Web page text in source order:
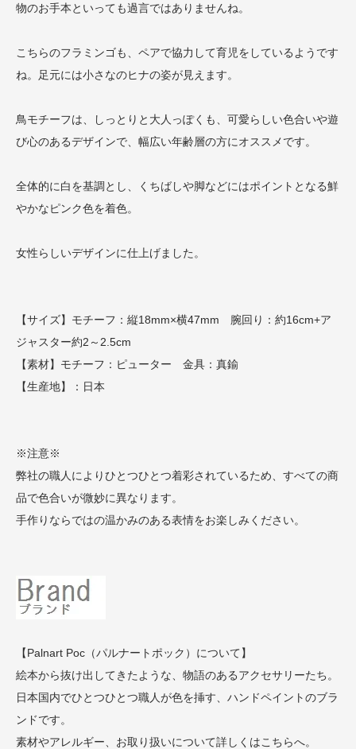
物のお手本といっても過言ではありませんね。
こちらのフラミンゴも、ペアで協力して育児をしているようです
ね。足元には小さなのヒナの姿が見えます。
鳥モチーフは、しっとりと大人っぽくも、可愛らしい色合いや遊
び心のあるデザインで、幅広い年齢層の方にオススメです。
全体的に白を基調とし、くちばしや脚などにはポイントとなる鮮
やかなピンク色を着色。
女性らしいデザインに仕上げました。
【サイズ】モチーフ：縦18mm×横47mm 腕回り：約16cm+ア
ジャスター約2～2.5cm
【素材】モチーフ：ピューター 金具：真鍮
【生産地】：日本
※注意※
弊社の職人によりひとつひとつ着彩されているため、すべての商
品で色合いが微妙に異なります。
手作りならではの温かみのある表情をお楽しみください。
【Palnart Poc（パルナートポック）について】
絵本から抜け出してきたような、物語のあるアクセサリーたち。
日本国内でひとつひとつ職人が色を挿す、ハンドペイントのブラ
ンドです。
素材やアレルギー、お取り扱いについて詳しくはこちらへ。